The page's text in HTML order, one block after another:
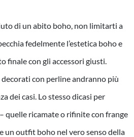
di un abito boho, non limitarti a
fedelmente l’estetica boho e
finale con gli accessori giusti.
decorati con perline andranno più
dei casi. Lo stesso dicasi per
quelle ricamate o rifinite con frange
un outfit boho nel vero senso della